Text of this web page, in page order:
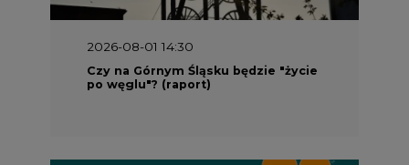
2026-08-01 14:30
Czy na Górnym Śląsku będzie "życie
po węglu"? (raport)